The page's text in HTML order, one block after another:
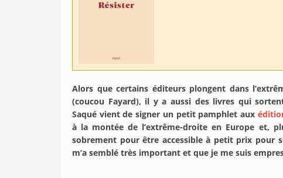
Alors que certains éditeurs plongent dans
(coucou Fayard), il y a aussi des livres qui
Saqué vient de signer un petit pamphlet aux
à la montée de l’extrême-droite en Europe et,
sobrement pour être accessible à petit prix pour
m’a semblé très important et que je me suis